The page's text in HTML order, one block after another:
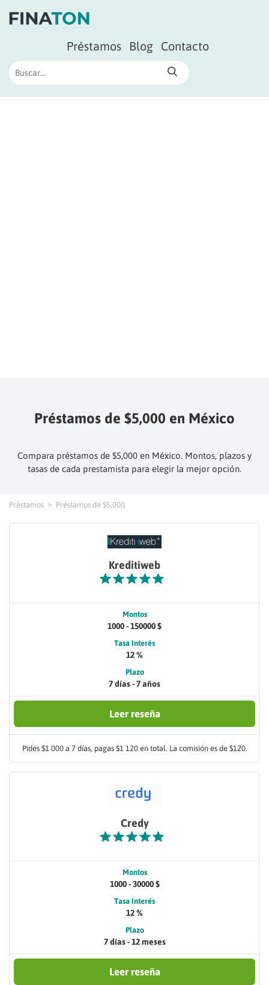
Préstamos Blog Contacto
Préstamos de $5,000 en México
Compara préstamos de $5,000 en México. Montos, plazos y
tasas de cada prestamista para elegir la mejor opción.
Préstamos Préstamos de $5,000
Kreditiweb
Montos
1000 - 150000 $
Tasa Interés
12 %
Plazo
7 días - 7 años
Leer reseña
Pides $1 000 a 7 días, pagas $1 120 en total. La comisión es de $120.
Credy
Montos
1000 - 30000 $
Tasa Interés
12 %
Plazo
7 días - 12 meses
Leer reseña